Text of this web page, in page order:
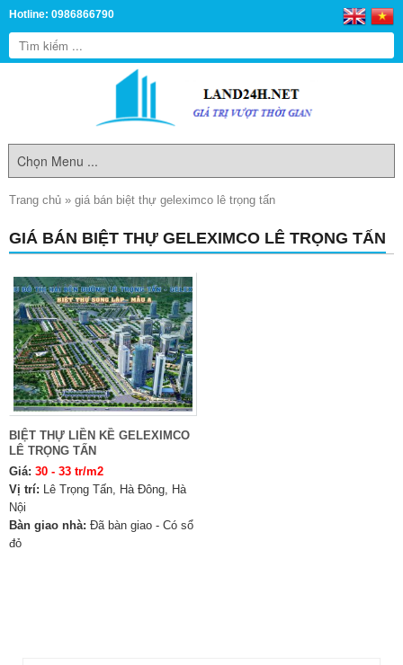
Hotline: 0986866790
Trang chủ » giá bán biệt thự geleximco lê trọng tấn
GIÁ BÁN BIỆT THỰ GELEXIMCO LÊ TRỌNG TẤN
BIỆT THỰ LIỀN KỀ GELEXIMCO
LÊ TRỌNG TẤN
Giá: 30 - 33 tr/m2
Vị trí: Lê Trọng Tấn, Hà Đông, Hà
Nội
Bàn giao nhà: Đã bàn giao - Có sổ
đỏ